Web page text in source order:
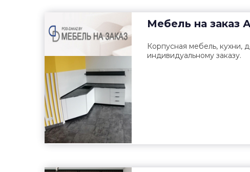
Мебель на заказ
Корпусная мебель, кухни,
индивидуальному заказу.